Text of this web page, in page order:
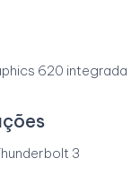
620 integrada
3